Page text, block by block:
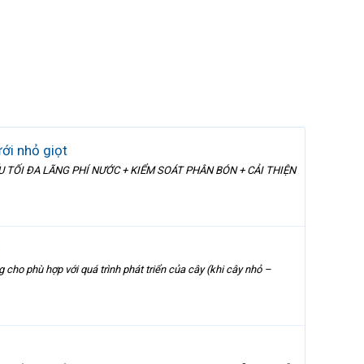
nhỏ giọt
ĐA LÃNG PHÍ NƯỚC + KIỂM SOÁT PHÂN BÓN + CẢI THIỆN
phù hợp với quá trình phát triển của cây (khi cây nhỏ –